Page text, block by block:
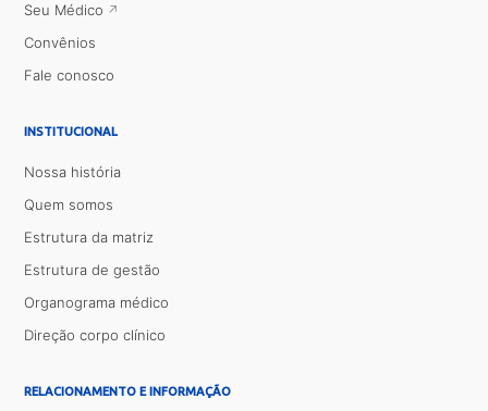
Seu Médico
Convênios
Fale conosco
INSTITUCIONAL
Nossa história
Quem somos
Estrutura da matriz
Estrutura de gestão
Organograma médico
Direção corpo clínico
RELACIONAMENTO E INFORMAÇÃO